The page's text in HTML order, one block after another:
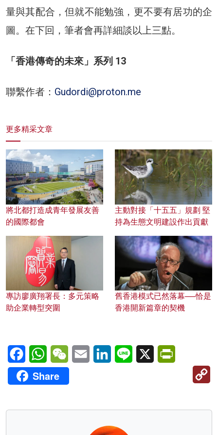
量與其配合，但就不能勉強，更不要有居功的企
圖。在下回，筆者會再詳細談以上三點。
「香港傳奇的未來」系列 13
聯繫作者： Gudordi@proton.me
更多精采文章
將北都打造成青年發展友善
的國際都會
主動對接「十五五」規劃 堅
持為生態文明建設作出貢獻
專訪廖廣翔署長：多元策略
助企業轉型突圍
舊香港模式已然落幕──恰是
香港開新篇章的契機
FacebookWhatsAppWeChatEmail LinkedInLine X
Share